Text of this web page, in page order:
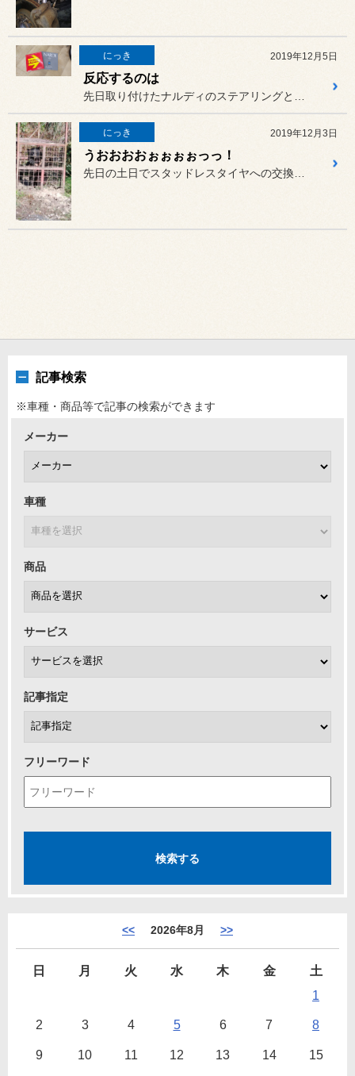
にっき 2019年12月5日
反応するのは
にっき 2019年12月3日
うおおおおぉぉぉぉっっ！
記事検索
※車種・商品等で記事の検索ができます
メーカー
車種
商品
サービス
記事指定
フリーワード
<< 2026年8月 >>
日 月 火 水 木 金
土
1
2 3 4 5 6 7 8
9 10 11 12 13 14 15